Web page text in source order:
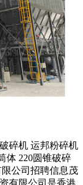
碎机 运邦粉碎机
体 220圆锥破碎
公司招聘信息茂
有限公司是香港